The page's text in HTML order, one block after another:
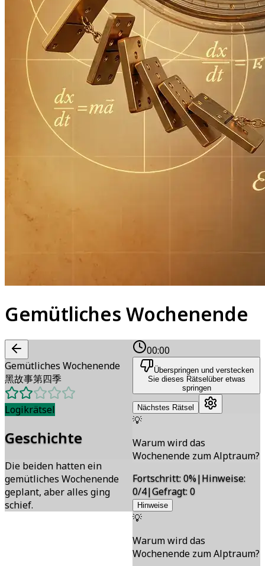
Gemütliches Wochenende
Gemütliches Wochenende
黑故事第四季
Logikrätsel
Geschichte
Die beiden hatten ein
gemütliches Wochenende
geplant, aber alles ging
schief.
00:00
Überspringen und verstecken
Sie dieses Rätsel über etwas
springen
Nächstes Rätsel
💡
Warum wird das
Wochenende zum Alptraum?
Fortschritt:0%|Hinweise:
0/4|Gefragt:0
Hinweise
💡
Warum wird das
Wochenende zum Alptraum?